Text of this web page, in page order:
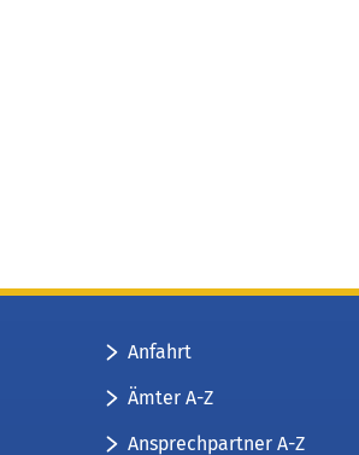
Anfahrt
Ämter A-Z
Ansprechpartner A-Z